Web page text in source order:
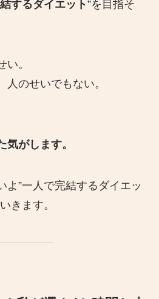
するダイエット”を目指そ
。
のせいでもない。
気がします。
よ”一人で完結するダイエッ
きます。